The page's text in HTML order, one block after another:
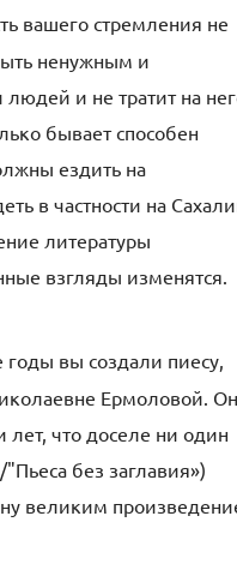
вашего стремления не
ненужным и
людей и не тратит на
бывает способен
ездить на
в частности на
литературы
взгляды изменятся.
годы вы создали пиесу,
Ермоловой.
лет, что доселе ни один
без заглавия»)
великим